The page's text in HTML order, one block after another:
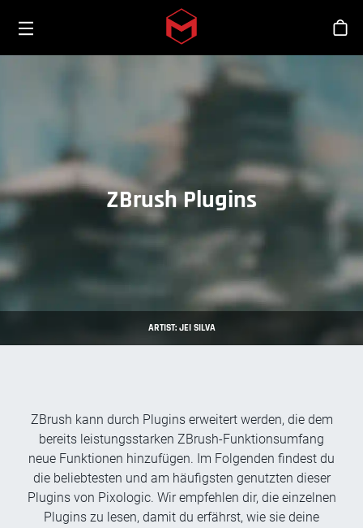
Skip to main content
ARTIST: JEI SILVA
ZBrush Plugins
ZBrush kann durch Plugins erweitert werden, die dem
bereits leistungsstarken ZBrush-Funktionsumfang
neue Funktionen hinzufügen. Im Folgenden findest du
die beliebtesten und am häufigsten genutzten dieser
Plugins von Pixologic. Wir empfehlen dir, die einzelnen
Plugins zu lesen, damit du erfährst, wie sie deine